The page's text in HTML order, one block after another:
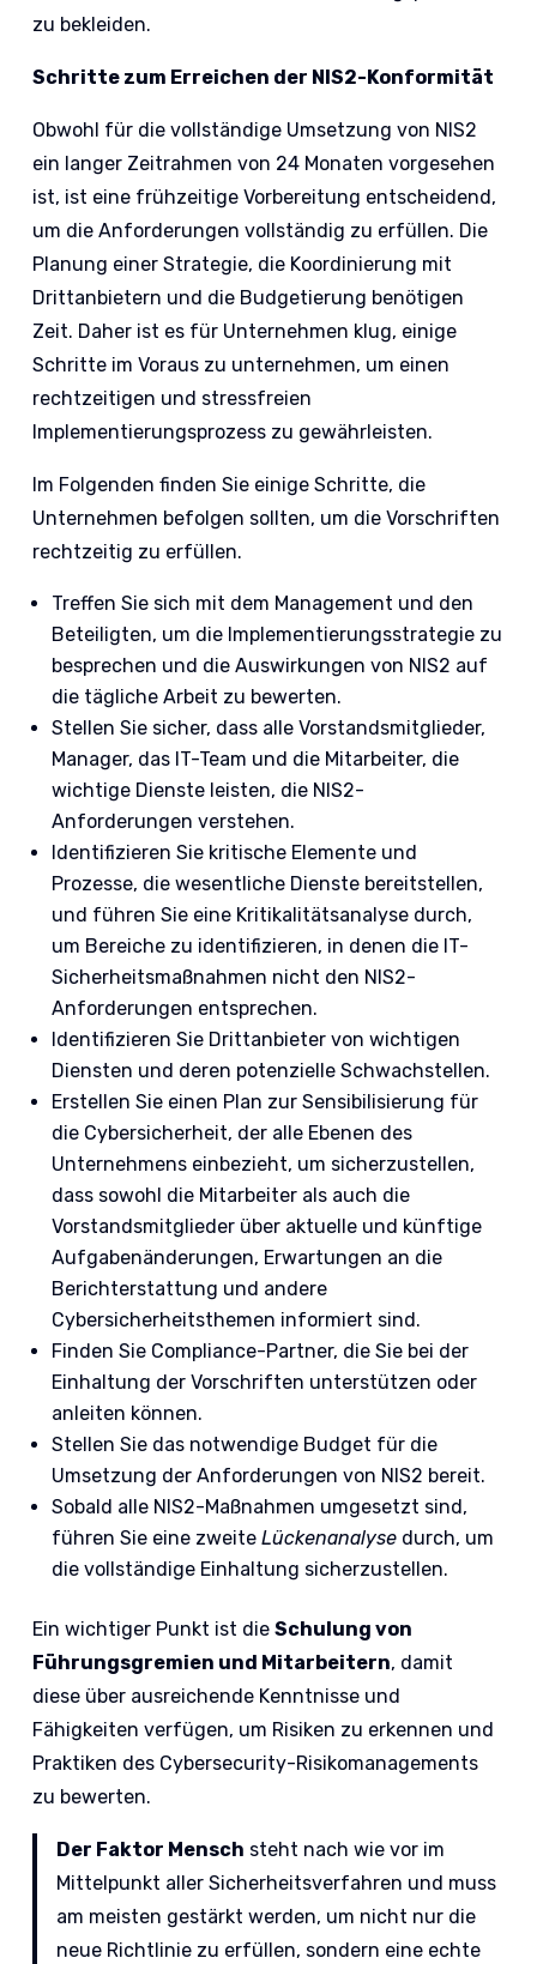
zu bekleiden.
Schritte zum Erreichen der NIS2-Konformität
Obwohl für die vollständige Umsetzung von NIS2
ein langer Zeitrahmen von 24 Monaten vorgesehen
ist, ist eine frühzeitige Vorbereitung entscheidend,
um die Anforderungen vollständig zu erfüllen. Die
Planung einer Strategie, die Koordinierung mit
Drittanbietern und die Budgetierung benötigen
Zeit. Daher ist es für Unternehmen klug, einige
Schritte im Voraus zu unternehmen, um einen
rechtzeitigen und stressfreien
Implementierungsprozess zu gewährleisten.
Im Folgenden finden Sie einige Schritte, die
Unternehmen befolgen sollten, um die Vorschriften
rechtzeitig zu erfüllen.
Treffen Sie sich mit dem Management und den
Beteiligten, um die Implementierungsstrategie zu
besprechen und die Auswirkungen von NIS2 auf
die tägliche Arbeit zu bewerten.
Stellen Sie sicher, dass alle Vorstandsmitglieder,
Manager, das IT-Team und die Mitarbeiter, die
wichtige Dienste leisten, die NIS2-
Anforderungen verstehen.
Identifizieren Sie kritische Elemente und
Prozesse, die wesentliche Dienste bereitstellen,
und führen Sie eine Kritikalitätsanalyse durch,
um Bereiche zu identifizieren, in denen die IT-
Sicherheitsmaßnahmen nicht den NIS2-
Anforderungen entsprechen.
Identifizieren Sie Drittanbieter von wichtigen
Diensten und deren potenzielle Schwachstellen.
Erstellen Sie einen Plan zur Sensibilisierung für
die Cybersicherheit, der alle Ebenen des
Unternehmens einbezieht, um sicherzustellen,
dass sowohl die Mitarbeiter als auch die
Vorstandsmitglieder über aktuelle und künftige
Aufgabenänderungen, Erwartungen an die
Berichterstattung und andere
Cybersicherheitsthemen informiert sind.
Finden Sie Compliance-Partner, die Sie bei der
Einhaltung der Vorschriften unterstützen oder
anleiten können.
Stellen Sie das notwendige Budget für die
Umsetzung der Anforderungen von NIS2 bereit.
Sobald alle NIS2-Maßnahmen umgesetzt sind,
führen Sie eine zweiteLückenanalyse durch, um
die vollständige Einhaltung sicherzustellen.
Ein wichtiger Punkt ist dieSchulung von
Führungsgremien und Mitarbeitern, damit
diese über ausreichende Kenntnisse und
Fähigkeiten verfügen, um Risiken zu erkennen und
Praktiken des Cybersecurity-Risikomanagements
zu bewerten.
Der Faktor Mensch steht nach wie vor im
Mittelpunkt aller Sicherheitsverfahren und muss
am meisten gestärkt werden, um nicht nur die
neue Richtlinie zu erfüllen, sondern eine echte